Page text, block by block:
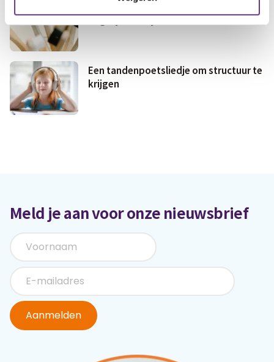
Je kind leren tandenpoetsen: een
dagelijkse strijd?
Een tandenpoetsliedje om structuur te
krijgen
Meld je aan voor onze nieuwsbrief
Aanmelden